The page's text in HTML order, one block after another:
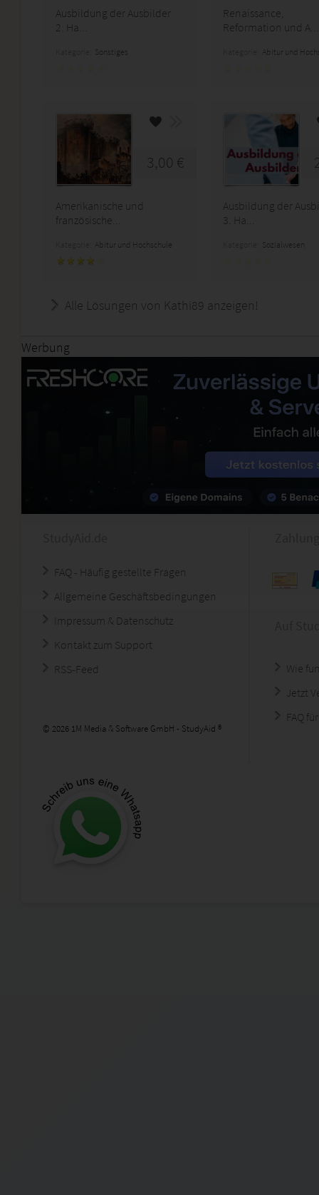
Ausbildung der Ausbilder
2. Ha...
Sonstiges
Renaissance,
Reformation und A...
Abitur und
3,00 €
Amerikanische und
französische...
Abitur und Hochschule
Ausbildung der
3. Ha...
Sozialwesen
Alle Lösungen von Kathi89 anzeigen!
Werbung
FAQ - Häufig gestellte Fragen
Allgemeine Geschäftsbedingungen
Impressum & Datenschutz
Kontakt zum Support
RSS-Feed
© 2026 1M Media & Software GmbH - StudyAid ®
Wie
Jetzt
FAQ